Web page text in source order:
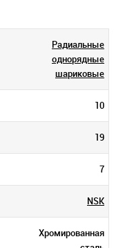
Радиальные
однорядные
шариковые
10
19
7
NSK
Хромированная